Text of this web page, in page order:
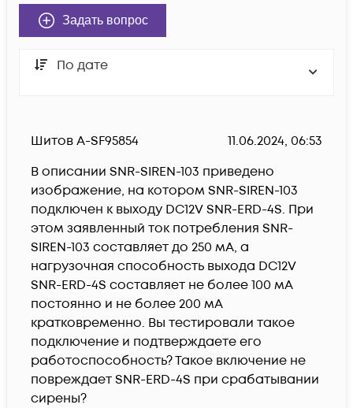
Задать вопрос
По дате
Шитов А-SF95854
11.06.2024, 06:53
В описании SNR-SIREN-103 приведено
изображение, на котором SNR-SIREN-103
подключен к выходу DC12V SNR-ERD-4S. При
этом заявленный ток потребления SNR-
SIREN-103 составляет до 250 мА, а
нагрузочная способность выхода DC12V
SNR-ERD-4S составляет не более 100 мА
постоянно и не более 200 мА
кратковременно. Вы тестировали такое
подключение и подтверждаете его
работоспособность? Такое включение не
повреждает SNR-ERD-4S при срабатывании
сирены?